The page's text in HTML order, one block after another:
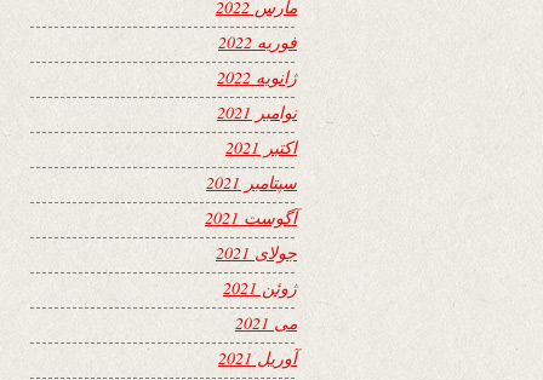
مارس 2022
فوریه 2022
ژانویه 2022
نوامبر 2021
اکتبر 2021
سپتامبر 2021
آگوست 2021
جولای 2021
ژوئن 2021
می 2021
آوریل 2021